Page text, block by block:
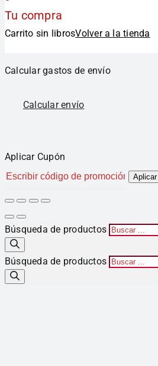
Tu compra
Carrito sin librosVolver a la tienda
Calcular gastos de envío
Calcular envío
Aplicar Cupón
Aplicar
Búsqueda de productos
Búsqueda de productos